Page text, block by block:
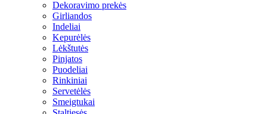
Dekoravimo prekės
Girliandos
Indeliai
Kepurėlės
Lėkštutės
Pinjatos
Puodeliai
Rinkiniai
Servetėlės
Smeigtukai